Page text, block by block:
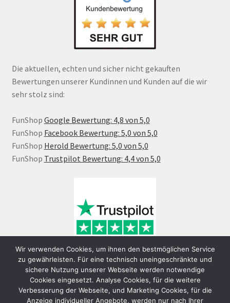
Die aktuellen, echten und sicher nicht gekauften
Bewertungen unserer Kundinnen und Kunden auf die wir
sehr stolz sind:
FunShop Google Bewertung: 4,8 von 5,0
FunShop Facebook Bewertung: 5,0 von 5,0
FunShop Herold Bewertung: 5,0 von 5,0
FunShop Trustpilot Bewertung: 4,4 von 5,0
Wir verwenden Cookies, um ihnen den bestmöglichen Service
zu gewährleisten. Für eine technisch uneingeschränkte und
sichere Nutzung unserer Webseite werden notwendige
Cookies eingesetzt. Analyse Cookies, für die weitere
Verbesserung der Webseite, und Marketing Cookies, für die
Anzeige individueller Angebote, werden nur nach Ihrer